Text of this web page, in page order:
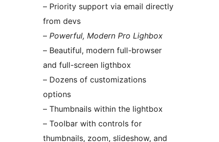
– Priority support via email directly
from devs
– Powerful, Modern Pro Lighbox
– Beautiful, modern full-browser
and full-screen ligthbox
– Dozens of customizations
options
– Thumbnails within the lightbox
– Toolbar with controls for
thumbnails, zoom, slideshow, and